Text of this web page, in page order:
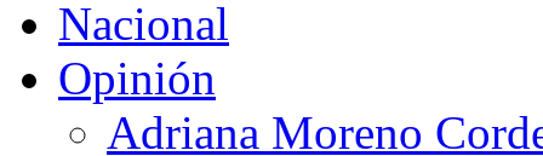
Nacional
Opinión
Adriana Moreno